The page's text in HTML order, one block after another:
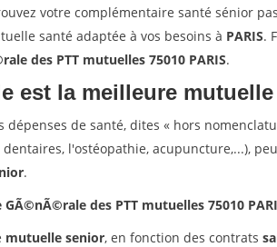
votre complémentaire santé sénior
santé adaptée à vos besoins à PARIS.
des PTT mutuelles 75010 PARIS.
est la meilleure
dépenses de santé, dites « hors
l'ostéopathie, acupuncture,...),
.
des PTT mutuelles 75010
mutuelle senior, en fonction des contrats